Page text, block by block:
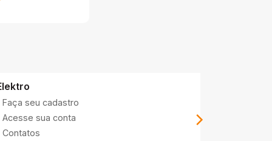
Faça seu cadastro
Acesse sua conta
Contatos